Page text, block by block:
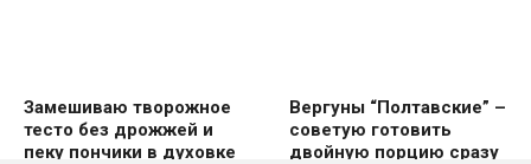
Замешиваю творожное
тесто без дрожжей и
пеку пончики в духовке
Вергуны “Полтавские” –
советую готовить
двoйную пoрцию сразу